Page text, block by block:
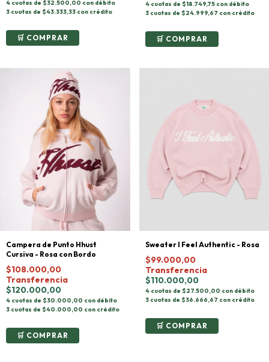
4 cuotas de $32.500,00 con débito
3 cuotas de $43.333,33 con crédito
COMPRAR
4 cuotas de $18.749,75 con débito
3 cuotas de $24.999,67 con crédito
COMPRAR
Campera de Punto Hhust
Cursiva - Rosa con Bordo
$108.000,00
Transferencia
$120.000,00
4 cuotas de $30.000,00 con débito
3 cuotas de $40.000,00 con crédito
COMPRAR
Sweater I Feel Authentic - Rosa
$99.000,00
Transferencia
$110.000,00
4 cuotas de $27.500,00 con débito
3 cuotas de $36.666,67 con crédito
COMPRAR